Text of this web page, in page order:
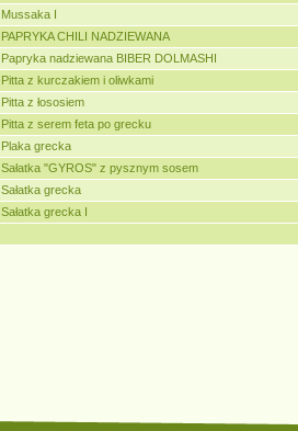
Mussaka I
PAPRYKA CHILI NADZIEWANA
Papryka nadziewana BIBER DOLMASHI
Pitta z kurczakiem i oliwkami
Pitta z łososiem
Pitta z serem feta po grecku
Plaka grecka
Sałatka "GYROS" z pysznym sosem
Sałatka grecka
Sałatka grecka I